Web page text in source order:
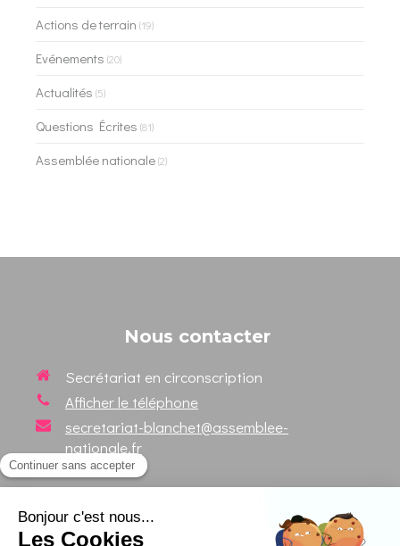
Actions de terrain (19)
Evénements (20)
Actualités (5)
Questions Écrites (81)
Assemblée nationale(2)
Nous contacter
Secrétariat en circonscription
Afficher le téléphone
secretariat-blanchet@assemblee-
nationale.fr
Suivez votre Député sur les